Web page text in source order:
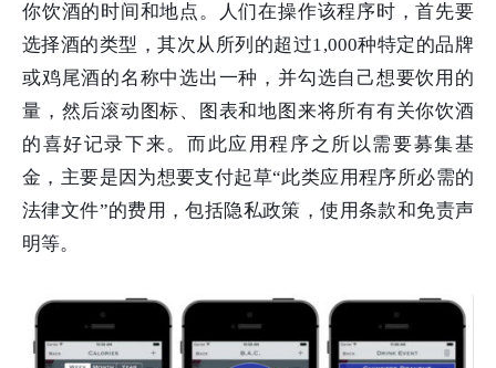
你饮酒的时间和地点。人们在操作该程序时，首先要
选择酒的类型，其次从所列的超过1,000种特定的品牌
或鸡尾酒的名称中选出一种，并勾选自己想要饮用的
量，然后滚动图标、图表和地图来将所有有关你饮酒
的喜好记录下来。而此应用程序之所以需要募集基
金，主要是因为想要支付起草“此类应用程序所必需的
法律文件”的费用，包括隐私政策，使用条款和免责声
明等。